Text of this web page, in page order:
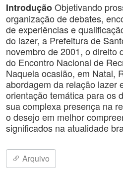
IntroduçãoObjetivando
organização de debates,
de experiências e
do lazer, a Prefeitura de
novembro de 2001, o direito
do Encontro Nacional de
Naquela ocasião, em Natal,
abordagem da relação lazer
orientação temática para os
sua complexa presença na
o desejo em melhor
significados na atualidade
Arquivo